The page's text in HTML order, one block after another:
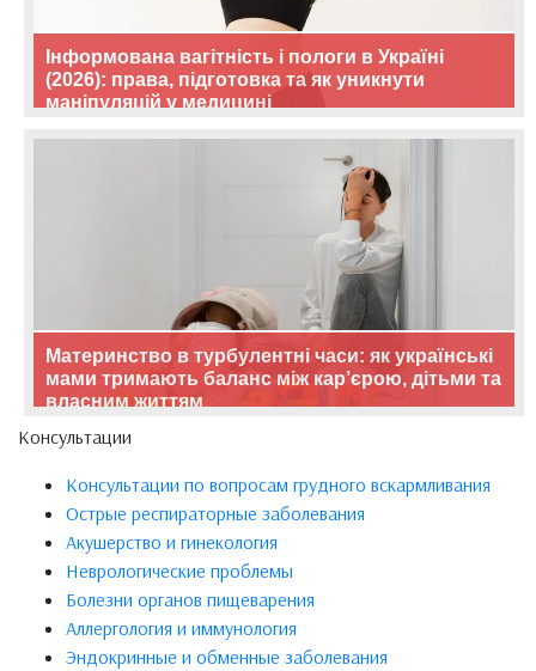
Інформована вагітність і пологи в Україні
(2026): права, підготовка та як уникнути
маніпуляцій у медицині
Материнство в турбулентні часи: як українські
мами тримають баланс між кар’єрою, дітьми та
власним життям
Консультации
Консультации по вопросам грудного вскармливания
Острые респираторные заболевания
Акушерство и гинекология
Неврологические проблемы
Болезни органов пищеварения
Аллергология и иммунология
Эндокринные и обменные заболевания